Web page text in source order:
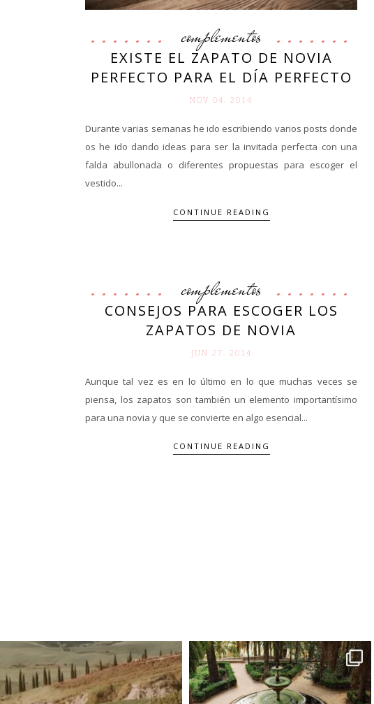
complementos
EXISTE EL ZAPATO DE NOVIA
PERFECTO PARA EL DÍA PERFECTO
NOV 04. 2014
Durante varias semanas he ido escribiendo varios posts donde
os he ido dando ideas para ser la invitada perfecta con una
falda abullonada o diferentes propuestas para escoger el
vestido...
CONTINUE READING
complementos
CONSEJOS PARA ESCOGER LOS
ZAPATOS DE NOVIA
JUN 27. 2014
Aunque tal vez es en lo último en lo que muchas veces se
piensa, los zapatos son también un elemento importantísimo
para una novia y que se convierte en algo esencial...
CONTINUE READING